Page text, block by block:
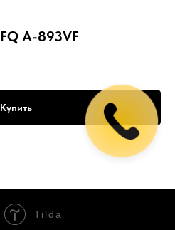
A-893VF
Купить
Tilda